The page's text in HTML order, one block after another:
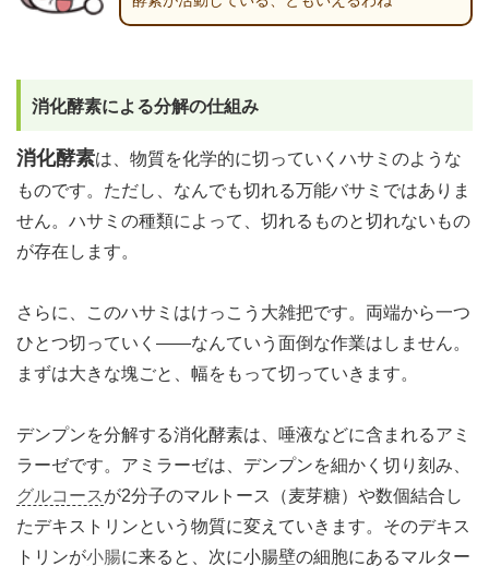
消化酵素による分解の仕組み
消化酵素は、物質を化学的に切っていくハサミのような
ものです。ただし、なんでも切れる万能バサミではありま
せん。ハサミの種類によって、切れるものと切れないもの
が存在します。
さらに、このハサミはけっこう大雑把です。両端から一つ
ひとつ切っていく――なんていう面倒な作業はしません。
まずは大きな塊ごと、幅をもって切っていきます。
デンプンを分解する消化酵素は、唾液などに含まれるアミ
ラーゼです。アミラーゼは、デンプンを細かく切り刻み、
グルコース が2分子のマルトース（麦芽糖）や数個結合し
たデキストリンという物質に変えていきます。そのデキス
トリンが小腸に来ると、次に小腸壁の細胞にあるマルター